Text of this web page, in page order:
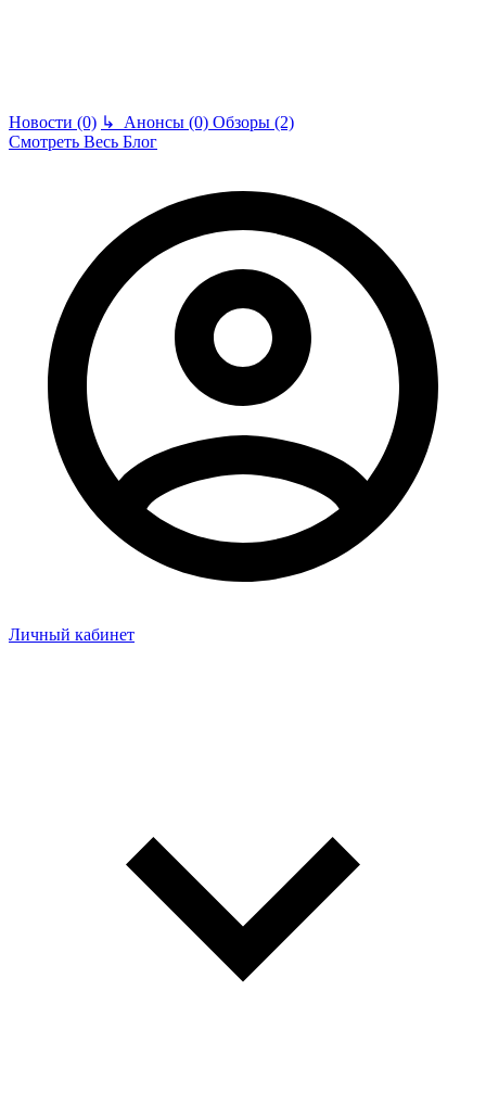
Новости (0) ↳ Анонсы (0) Обзоры (2)
Смотреть Весь Блог
Личный кабинет